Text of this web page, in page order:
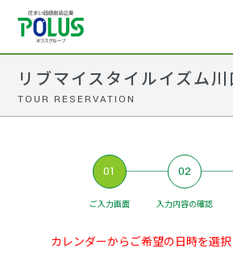
リブマイスタイルイズム
TOUR RESERVATION
01
ご入力画面
02
入力内容の確認
カレンダーからご希望の日時を選択